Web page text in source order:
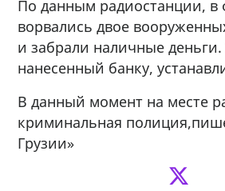
По данным радиостанции, в
ворвались двое
и забрали наличные
нанесенный банку,
В данный момент на месте
криминальная
Грузии»